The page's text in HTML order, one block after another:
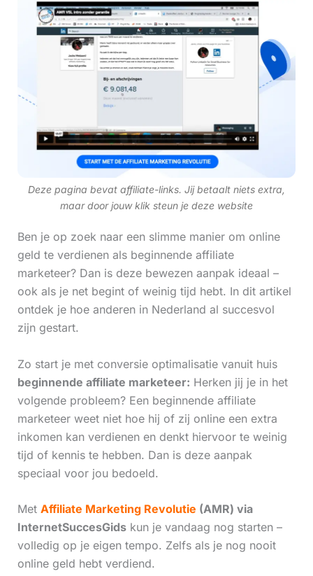
Deze pagina bevat affiliate-links. Jij betaalt niets extra,
maar door jouw klik steun je deze website
Ben je op zoek naar een slimme manier om online
geld te verdienen als beginnende affiliate
marketeer? Dan is deze bewezen aanpak ideaal –
ook als je net begint of weinig tijd hebt. In dit artikel
ontdek je hoe anderen in Nederland al succesvol
zijn gestart.
Zo start je met conversie optimalisatie vanuit huis
beginnende affiliate marketeer: Herken jij je in het
volgende probleem? Een beginnende affiliate
marketeer weet niet hoe hij of zij online een extra
inkomen kan verdienen en denkt hiervoor te weinig
tijd of kennis te hebben. Dan is deze aanpak
speciaal voor jou bedoeld.
Met Affiliate Marketing Revolutie (AMR) via
InternetSuccesGidskun je vandaag nog starten –
volledig op je eigen tempo. Zelfs als je nog nooit
online geld hebt verdiend.